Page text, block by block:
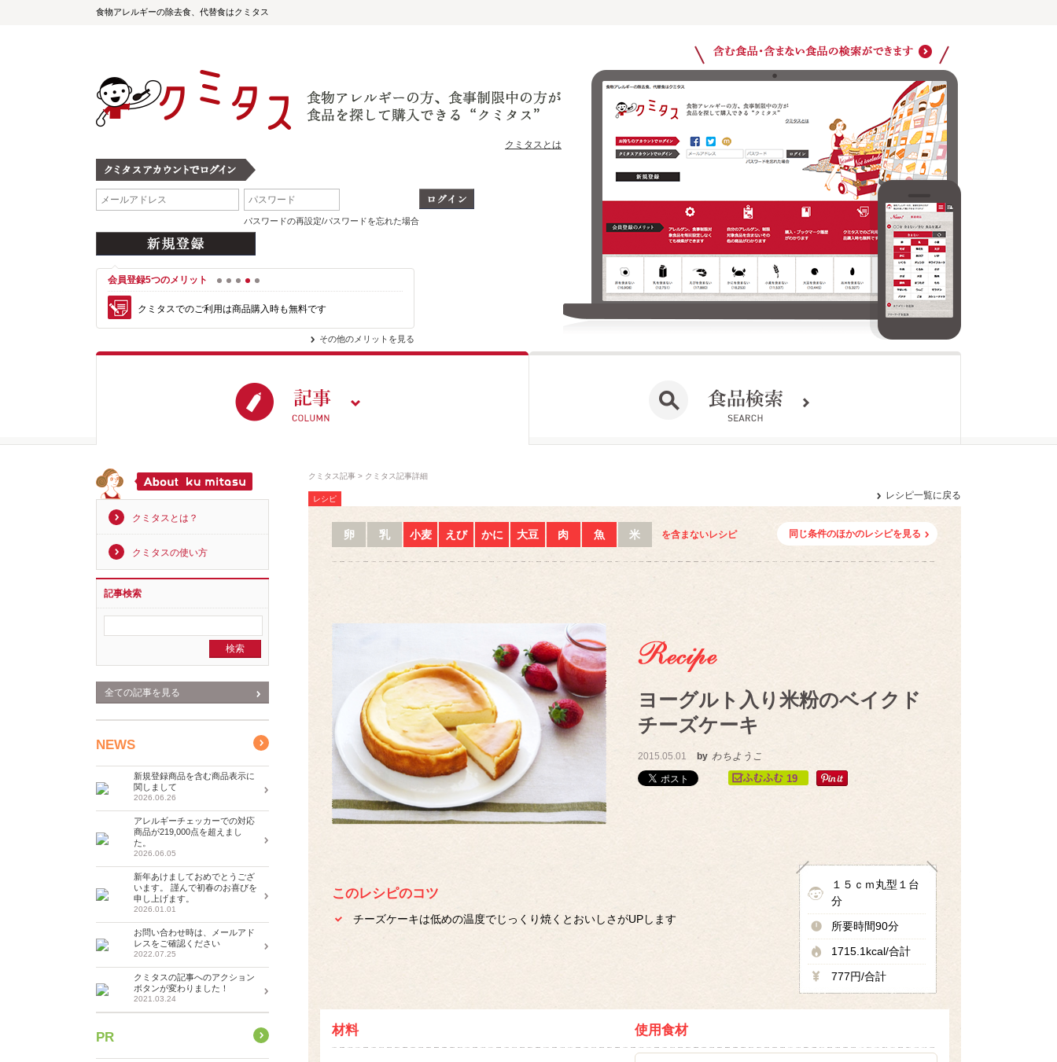
食物アレルギーの除去食、代替食はクミタス
クミタスとは
パスワードの再設定/パスワードを忘れた場合
会員登録5つのメリット 1 2 3 4
クミタスでのご利用は商品購入時も無料です
ショップ別に、今までに購入・ブックマークした商品のうち
どの商品をいま取り扱っているかがわかります
アレルゲン、食事制限対象食品を毎回設定しなくても
その他のメリットを見る
クミタス記事 クミタス記事詳細
レシピ レシピ一覧に戻る
卵 乳 小麦 えび かに 大豆 肉 魚 米 を含まないレシピ 同じ条件のほかのレシピを見る
ヨーグルト入り米粉のベイクド
チーズケーキ
2015.05.01 by わちようこ
19
このレシピのコツ
チーズケーキは低めの温度でじっくり焼くとおいしさがUPします
１５ｃｍ丸型１台
分
所要時間90分
1715.1kcal/合計
777円/合計
材料 使用食材
クミタスとは？
クミタスの使い方
記事検索
全ての記事を見る
NEWS
新規登録商品を含む商品表示に
関しまして
2026.06.26
アレルギーチェッカーでの対応
商品が219,000点を超えまし
た。
2026.06.05
新年あけましておめでとうござ
います。 謹んで初春のお喜びを
申し上げます。
2026.01.01
お問い合わせ時は、メールアド
レスをご確認ください
2022.07.25
クミタスの記事へのアクション
ボタンが変わりました！
2021.03.24
PR